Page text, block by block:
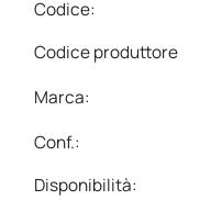
Codice:
Codice produttore
Marca:
Conf.:
Disponibilità: